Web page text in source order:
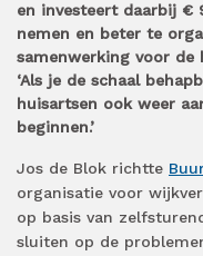
en investeert daarbij €
nemen en beter te
samenwerking voor de
‘Als je de schaal
huisartsen ook weer
beginnen.’
Jos de Blok richtte
organisatie voor
op basis van
sluiten op de